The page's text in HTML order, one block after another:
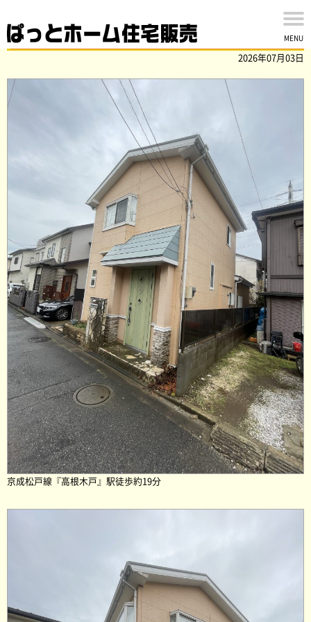
MENU
船橋市松が丘一丁目の中古戸建を買取ました！
2026年07月03日
京成松戸線『高根木戸』駅徒歩約19分